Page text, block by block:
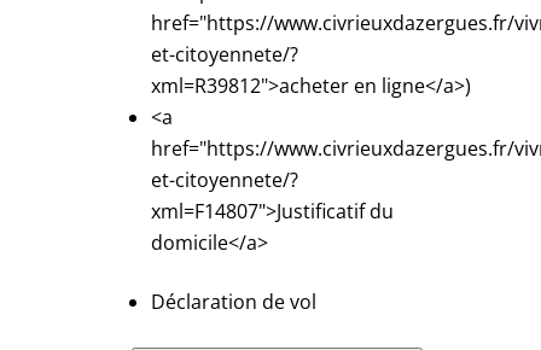
href="https://www.civrieuxdazergues.fr/
et-citoyennete/?
xml=R39812">acheter en ligne</a>)
<a
href="https://www.civrieuxdazergues.fr/
et-citoyennete/?
xml=F14807">Justificatif du
domicile</a>
Déclaration de vol